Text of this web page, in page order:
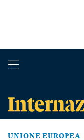
UNIONE EUROPEA